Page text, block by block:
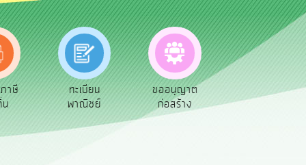
าษี
ทะเบียน
พาณิชย์
ขออนุญาต
ก่อสร้าง
คู่มือ
ประชาชน